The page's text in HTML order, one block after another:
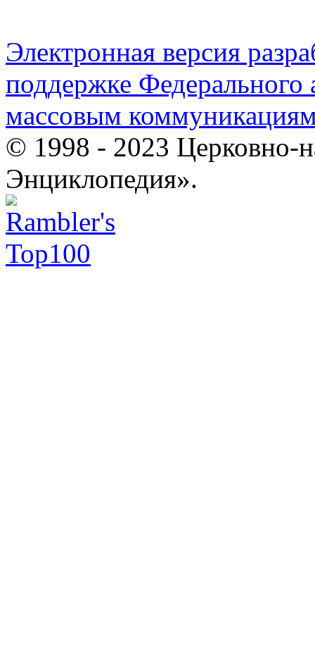
Электронная версия
поддержке Федерального
массовым
© 1998 - 2023 Церковно-
Энциклопедия».